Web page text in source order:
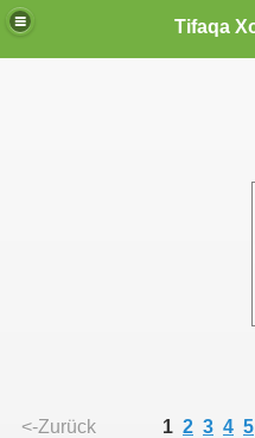
Tifaqa
<-Zurück 1 2 3 4 5